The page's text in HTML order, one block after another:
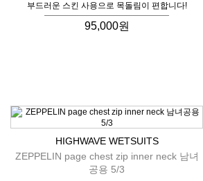
부드러운 스킨 사용으로 목돌림이 편합니다!
95,000원
HIGHWAVE WETSUITS
ZEPPELIN page chest zip inner neck 남녀
공용 5/3